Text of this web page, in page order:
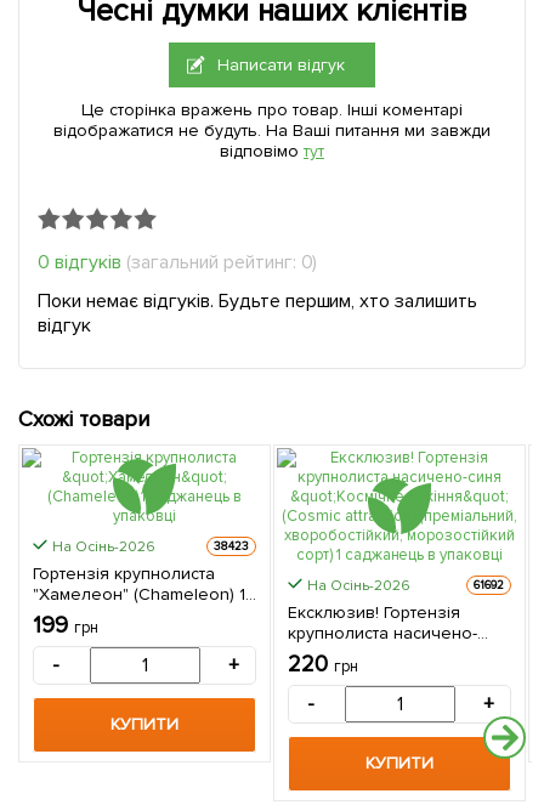
Чесні думки наших клієнтів
Написати відгук
Це сторінка вражень про товар. Інші коментарі
відображатися не будуть. На Ваші питання ми завжди
відповімо тут
0 відгуків (загальний рейтинг: 0)
Поки немає відгуків. Будьте першим, хто залишить
відгук
Схожі товари
На Осінь-2026 38423
Гортензія крупнолиста
"Хамелеон" (Chameleon) 1
саджанець в упаковці
199 грн
- +
КУПИТИ
На Осінь-2026 61692
Ексклюзив! Гортензія
крупнолиста насичено-
синя "Космічне тяжіння"
(Cosmic attraction)
(преміальний,
хворобостійкий,
морозостійкий сорт) 1
саджанець в упаковці
220 грн
- +
КУПИТИ